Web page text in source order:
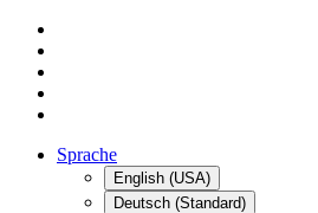
Sprache
English (USA)
Deutsch (Standard)